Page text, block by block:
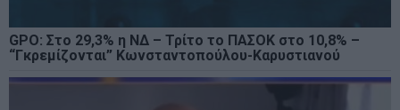
GPO: Στο 29,3% η ΝΔ – Τρίτο το ΠΑΣΟΚ στο 10,8% –
“Γκρεμίζονται” Κωνσταντοπούλου-Καρυστιανού